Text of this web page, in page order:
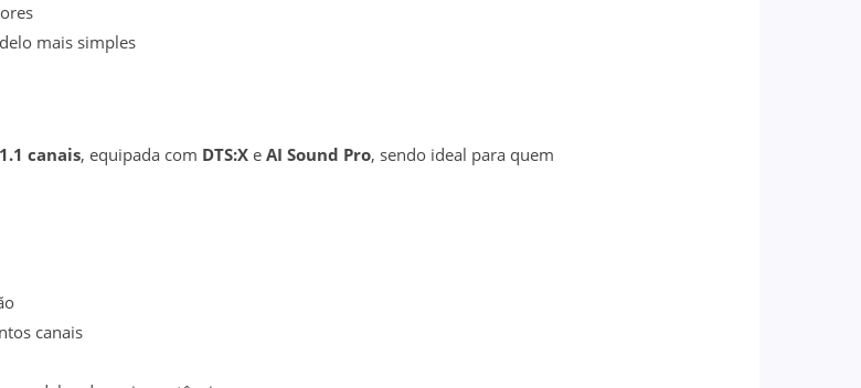
mais simples
canais, equipada com DTS:X e AI Sound Pro, sendo ideal para quem
canais